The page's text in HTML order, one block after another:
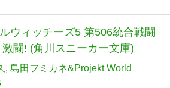
ウィッチーズ5 第506統合戦闘
闘! (角川スニーカー文庫)
島田フミカネ&Projekt World